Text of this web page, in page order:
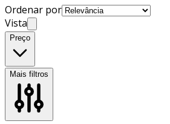
Ordenar por
Vista
Preço
Mais filtros